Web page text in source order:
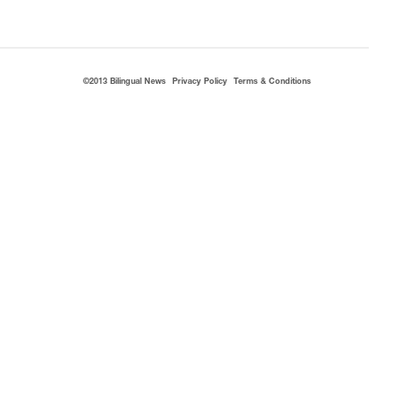
©2013 Bilingual News Privacy Policy Terms & Conditions